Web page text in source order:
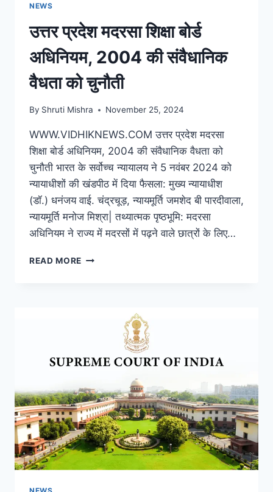
NEWS
उत्तर प्रदेश मदरसा शिक्षा बोर्ड
अधिनियम, 2004 की संवैधानिक
वैधता को चुनौती
By Shruti Mishra November 25, 2024
WWW.VIDHIKNEWS.COM उत्तर प्रदेश मदरसा
शिक्षा बोर्ड अधिनियम, 2004 की संवैधानिक वैधता को
चुनौती भारत के सर्वोच्च न्यायालय ने 5 नवंबर 2024 को
न्यायाधीशों की खंडपीठ में दिया फैसला: मुख्य न्यायाधीश
(डॉ.) धनंजय वाई. चंद्रचूड़, न्यायमूर्ति जमशेद बी पारदीवाला,
न्यायमूर्ति मनोज मिश्रा| तथ्यात्मक पृष्ठभूमि: मदरसा
अधिनियम ने राज्य में मदरसों में पढ़ने वाले छात्रों के लिए…
READ MORE